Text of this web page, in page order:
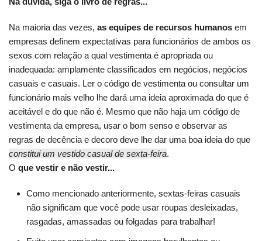
Na maioria das vezes, as equipes de recursos humanos em
empresas definem expectativas para funcionários de ambos os
sexos com relação a qual vestimenta é apropriada ou
inadequada: amplamente classificados em negócios, negócios
casuais e casuais. Ler o código de vestimenta ou consultar um
funcionário mais velho lhe dará uma ideia aproximada do que é
aceitável e do que não é. Mesmo que não haja um código de
vestimenta da empresa, usar o bom senso e observar as
regras de decência e decoro deve lhe dar uma boa ideia do que
constitui um vestido casual de sexta-feira.
O que vestir e não vestir...
Como mencionado anteriormente, sextas-feiras casuais
não significam que você pode usar roupas desleixadas,
rasgadas, amassadas ou folgadas para trabalhar!